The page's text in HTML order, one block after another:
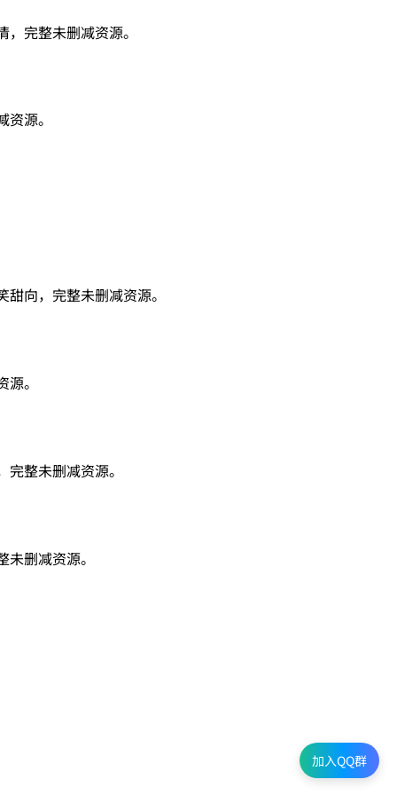
完整未删减资源。
源。
向，完整未删减资源。
。
整未删减资源。
删减资源。
加入QQ群